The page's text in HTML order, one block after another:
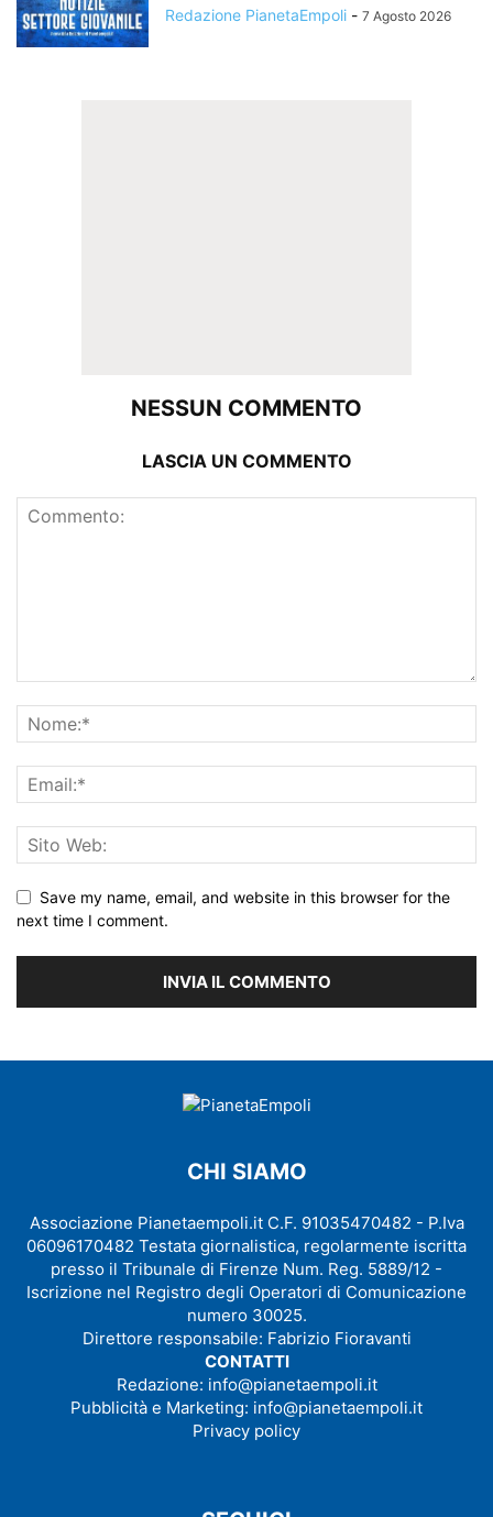
Redazione PianetaEmpoli - 7 Agosto 2026
NESSUN COMMENTO
LASCIA UN COMMENTO
Save my name, email, and website in this browser for the
next time I comment.
CHI SIAMO
Associazione Pianetaempoli.it C.F. 91035470482 - P.Iva
06096170482 Testata giornalistica, regolarmente iscritta
presso il Tribunale di Firenze Num. Reg. 5889/12 -
Iscrizione nel Registro degli Operatori di Comunicazione
numero 30025.
Direttore responsabile: Fabrizio Fioravanti
CONTATTI
Redazione: info@pianetaempoli.it
Pubblicità e Marketing: info@pianetaempoli.it
Privacy policy